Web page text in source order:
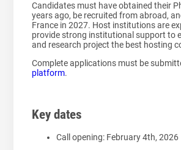
Candidates must have obtained their
years ago, be recruited from abroad,
France in 2027. Host institutions are
provide strong institutional support to
and research project the best hosting
Complete applications must be
platform.
Key dates
Call opening: February 4th, 2026